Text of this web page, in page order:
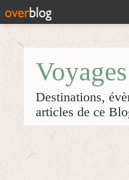
Destinations,
articles de ce